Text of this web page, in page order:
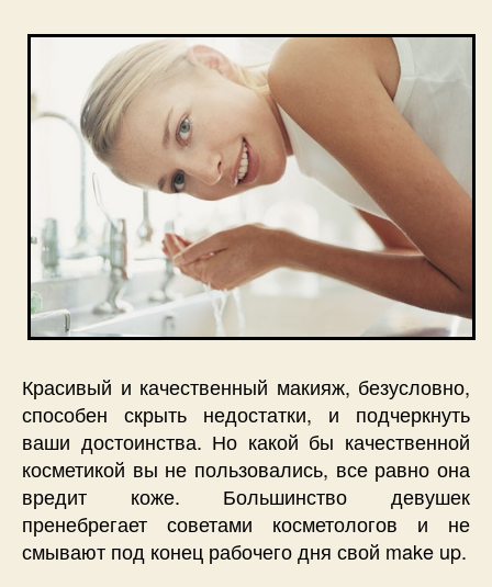
на
Красивый и качественный макияж, безусловно,
способен скрыть недостатки, и подчеркнуть
ваши достоинства. Но какой бы качественной
косметикой вы не пользовались, все равно она
вредит коже. Большинство девушек
пренебрегает советами косметологов и не
смывают под конец рабочего дня свой make up.